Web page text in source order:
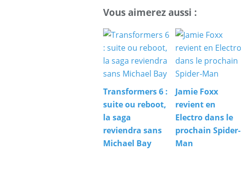
Vous aimerez aussi :
Transformers 6 :
suite ou reboot,
la saga
reviendra sans
Michael Bay
Jamie Foxx
revient en
Electro dans le
prochain Spider-
Man